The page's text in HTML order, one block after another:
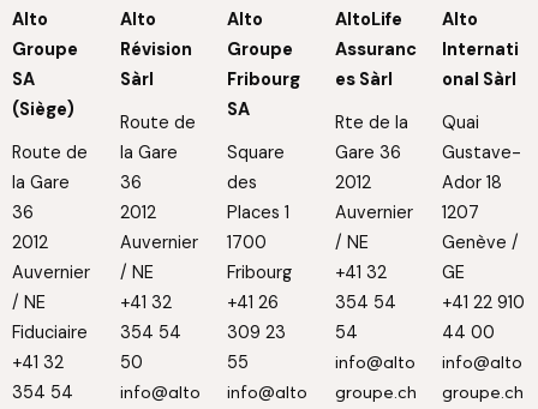
Alto
Groupe
SA
(Siège)
Route de
la Gare
36
2012
Auvernier
/ NE
Fiduciaire
+41 32
354 54
Alto
Révision
Sàrl
Route de
la Gare
36
2012
Auvernier
/ NE
+41 32
354 54
50
info@alto
Alto
Groupe
Fribourg
SA
Square
des
Places 1
1700
Fribourg
+41 26
309 23
55
info@alto
AltoLife
Assuranc
es Sàrl
Rte de la
Gare 36
2012
Auvernier
/ NE
+41 32
354 54
54
info@alto
groupe.ch
Alto
Internati
onal Sàrl
Quai
Gustave-
Ador 18
1207
Genève /
GE
+41 22 910
44 00
info@alto
groupe.ch